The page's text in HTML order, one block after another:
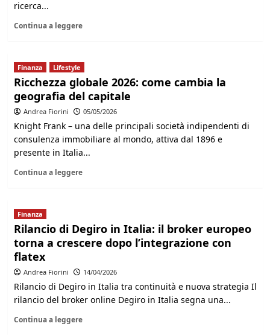
ricerca...
Continua a leggere
Finanza Lifestyle
Ricchezza globale 2026: come cambia la
geografia del capitale
Andrea Fiorini 05/05/2026
Knight Frank – una delle principali società indipendenti di
consulenza immobiliare al mondo, attiva dal 1896 e
presente in Italia...
Continua a leggere
Finanza
Rilancio di Degiro in Italia: il broker europeo
torna a crescere dopo l’integrazione con
flatex
Andrea Fiorini 14/04/2026
Rilancio di Degiro in Italia tra continuità e nuova strategia Il
rilancio del broker online Degiro in Italia segna una...
Continua a leggere